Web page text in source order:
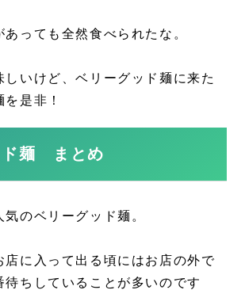
あっても全然食べられたな。
しいけど、ベリーグッド麺に来た
是非！
ド麺 まとめ
のベリーグッド麺。
店に入って出る頃にはお店の外で
待ちしていることが多いのです